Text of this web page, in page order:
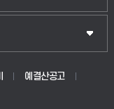
예결산공고